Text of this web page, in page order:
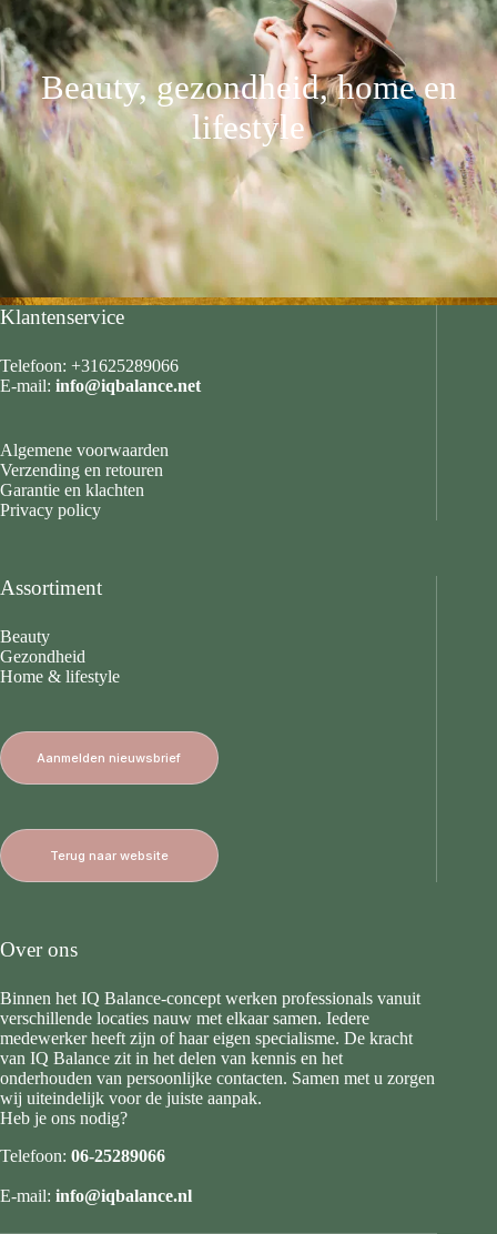
Beauty, gezondheid, home en
lifestyle
Klantenservice
Telefoon: +31625289066
E-mail: info@iqbalance.net
Algemene voorwaarden
Verzending en retouren
Garantie en klachten
Privacy policy
Assortiment
Beauty
Gezondheid
Home & lifestyle
Aanmelden nieuwsbrief
Terug naar website
Over ons
Binnen het IQ Balance-concept werken professionals vanuit
verschillende locaties nauw met elkaar samen. Iedere
medewerker heeft zijn of haar eigen specialisme. De kracht
van IQ Balance zit in het delen van kennis en het
onderhouden van persoonlijke contacten. Samen met u zorgen
wij uiteindelijk voor de juiste aanpak.
Heb je ons nodig?
Telefoon: 06-25289066
E-mail: info@iqbalance.nl